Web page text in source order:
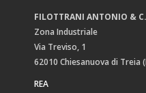
FILOTTRANI ANTONIO &
Zona Industriale
Via Treviso, 1
62010 Chiesanuova di Treia
REA